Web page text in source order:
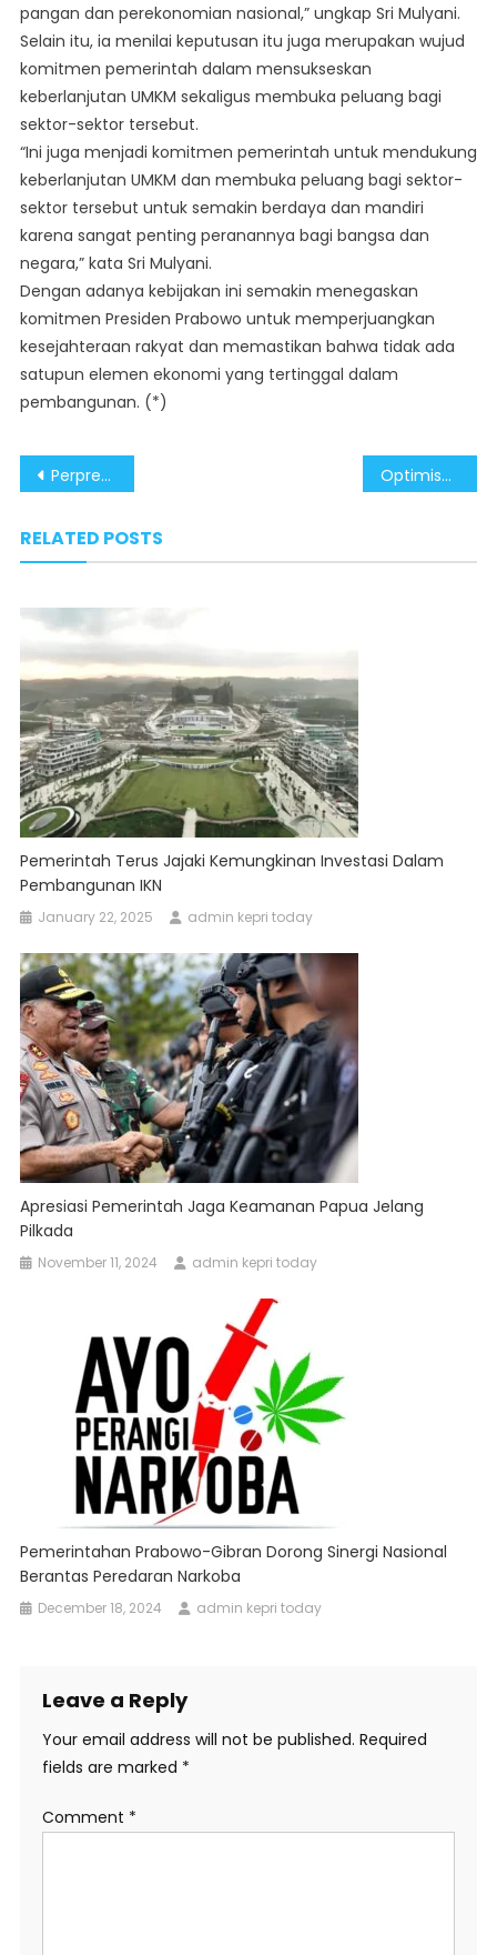
pangan dan perekonomian nasional,” ungkap Sri Mulyani.
Selain itu, ia menilai keputusan itu juga merupakan wujud
komitmen pemerintah dalam mensukseskan
keberlanjutan UMKM sekaligus membuka peluang bagi
sektor-sektor tersebut.
“Ini juga menjadi komitmen pemerintah untuk mendukung
keberlanjutan UMKM dan membuka peluang bagi sektor-
sektor tersebut untuk semakin berdaya dan mandiri
karena sangat penting peranannya bagi bangsa dan
negara,” kata Sri Mulyani.
Dengan adanya kebijakan ini semakin menegaskan
komitmen Presiden Prabowo untuk memperjuangkan
kesejahteraan rakyat dan memastikan bahwa tidak ada
satupun elemen ekonomi yang tertinggal dalam
pembangunan. (*)
Post
Perpres Pemutihan Utang UMKM Wujudkan Konsep Ekonomi Kerakyatan Era Presiden Prabowo Optimisme Kunjungan Prabowo ke Luar Negeri Dongkrak Ekonomi Nasional
RELATED POSTS
Pemerintah Terus Jajaki Kemungkinan Investasi Dalam
Pembangunan IKN
January 22, 2025 admin kepri today
Apresiasi Pemerintah Jaga Keamanan Papua Jelang
Pilkada
November 11, 2024 admin kepri today
Pemerintahan Prabowo-Gibran Dorong Sinergi Nasional
Berantas Peredaran Narkoba
December 18, 2024 admin kepri today
Leave a Reply
Your email address will not be published. Required
fields are marked *
Comment *